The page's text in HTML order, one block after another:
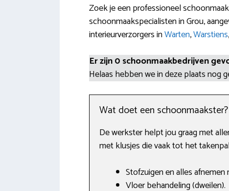
Zoek je een professioneel
schoonmaakspecialisten in Grou,
interieurverzorgers inWarten,Warstiens,
Er zijn 0 schoonmaakbedrijven
Helaas hebben we in deze plaats nog
Wat doet een schoonmaakster?
De werkster helpt jou graag met
met klusjes die vaak tot het
Stofzuigen en alles
Vloer behandeling (dweilen).